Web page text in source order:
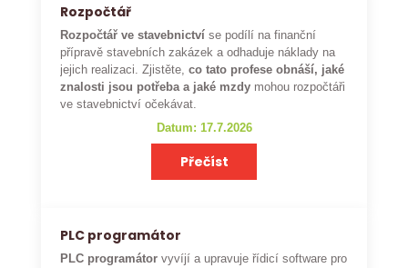
Rozpočtář
Rozpočtář ve stavebnictví se podílí na finanční
přípravě stavebních zakázek a odhaduje náklady na
jejich realizaci. Zjistěte,co tato profese obnáší, jaké
znalosti jsou potřeba a jaké mzdy mohou rozpočtáři
ve stavebnictví očekávat.
Datum: 17.7.2026
Přečíst
PLC programátor
PLC programátor vyvíjí a upravuje řídicí software pro